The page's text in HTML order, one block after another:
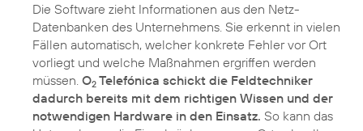
Die Software zieht Informationen aus den Netz-
Datenbanken des Unternehmens. Sie erkennt in vielen
Fällen automatisch, welcher konkrete Fehler vor Ort
vorliegt und welche Maßnahmen ergriffen werden
müssen. O2 Telefónica schickt die Feldtechniker
dadurch bereits mit dem richtigen Wissen und der
notwendigen Hardware in den Einsatz. So kann das